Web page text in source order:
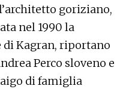
goriziano,
nel 1990 la
di Kagran, riportano
Perco sloveno e
di famiglia